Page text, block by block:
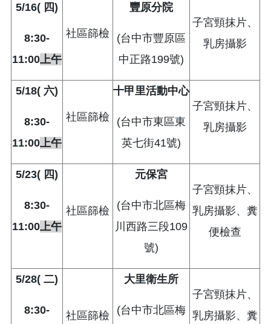
5/16( 四)
8:30-
11:00 上午
社區篩檢
豐原分院
(台中市豐原區
中正路199號)
子宮頸抹片、
乳房攝影
5/18( 六)
8:30-
11:00 上午
社區篩檢
十甲里活動中心
(台中市東區東
英七街41號)
子宮頸抹片、
乳房攝影
5/23( 四)
8:30-
11:00 上午
社區篩檢
元保宮
(台中市北區梅
川西路三段109
號)
子宮頸抹片、
乳房攝影、糞
便檢查
5/28( 二)
8:30-
社區篩檢
大里衛生所
(台中市北區梅
子宮頸抹片、
乳房攝影、糞